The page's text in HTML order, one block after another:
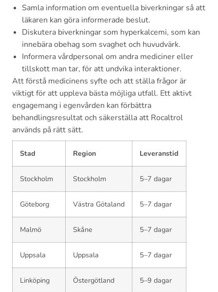
Samla information om eventuella biverkningar så att
läkaren kan göra informerade beslut.
Diskutera biverkningar som hyperkalcemi, som kan
innebära obehag som svaghet och huvudvärk.
Informera vårdpersonal om andra mediciner eller
tillskott man tar, för att undvika interaktioner.
Att förstå medicinens syfte och att ställa frågor är
viktigt för att uppleva bästa möjliga utfall. Ett aktivt
engagemang i egenvården kan förbättra
behandlingsresultat och säkerställa att Rocaltrol
används på rätt sätt.
Stad Region Leveranstid
Stockholm Stockholm 5–7 dagar
Göteborg Västra Götaland 5–7 dagar
Malmö Skåne 5–7 dagar
Uppsala Uppsala 5–7 dagar
Linköping Östergötland 5–9 dagar